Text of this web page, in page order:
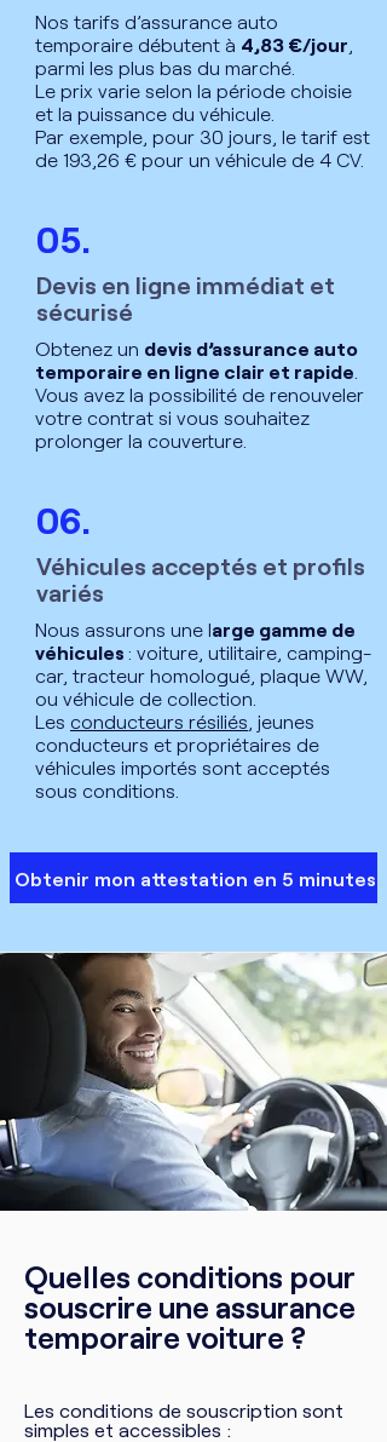
Nos tarifs d’assurance auto
temporaire débutent à 4,83 €/jour
parmi les plus bas du marché.
Le prix varie selon la période choisie
et la puissance du véhicule.
Par exemple, pour 30 jours, le tarif est
de 193,26 € pour un véhicule de 4 CV.
05.
Devis en ligne immédiat et
sécurisé
Obtenez un devis d’assurance auto
temporaire en ligne clair et rapide
Vous avez la possibilité de renouveler
votre contrat si vous souhaitez
prolonger la couverture.
06.
Véhicules acceptés et profils
variés
Nous assurons une large gamme de
véhicules : voiture, utilitaire, camping-
car, tracteur homologué, plaque WW,
ou véhicule de collection.
Les conducteurs résiliés , jeunes
conducteurs et propriétaires de
véhicules importés sont acceptés
sous conditions.
Obtenir mon attestation en 5 minutes
Quelles conditions pour
souscrire une assurance
temporaire voiture ?
Les conditions de souscription sont
simples et accessibles :